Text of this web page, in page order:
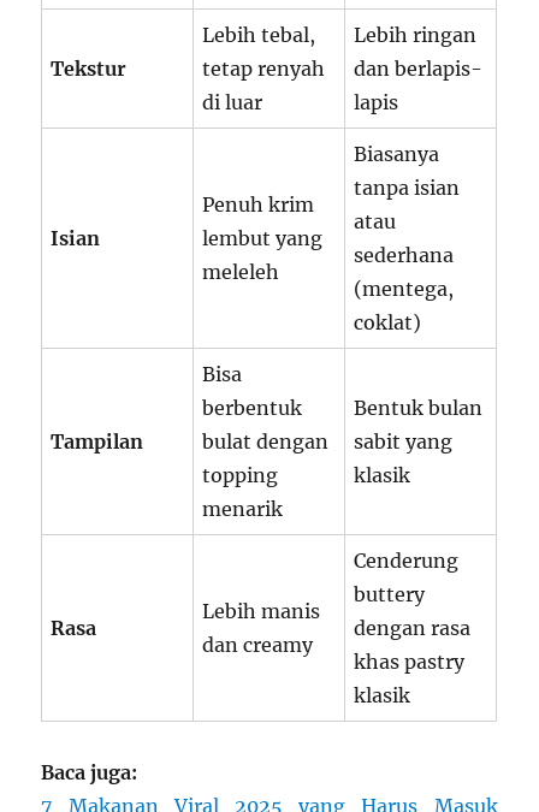
Tekstur
Lebih tebal,
tetap renyah
di luar
Lebih ringan
dan berlapis-
lapis
Isian
Penuh krim
lembut yang
meleleh
Biasanya
tanpa isian
atau
sederhana
(mentega,
coklat)
Tampilan
Bisa
berbentuk
bulat dengan
topping
menarik
Bentuk bulan
sabit yang
klasik
Rasa
Lebih manis
dan creamy
Cenderung
buttery
dengan rasa
khas pastry
klasik
Baca juga:
7 Makanan Viral 2025 yang Harus Masuk